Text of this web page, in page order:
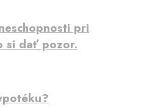
pri
si dať pozor.